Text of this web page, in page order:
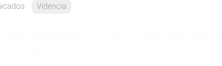
Videncia